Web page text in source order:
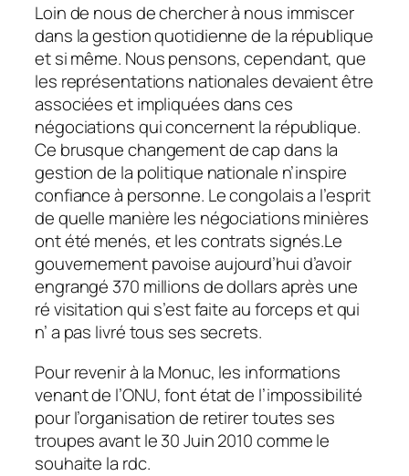
Loin de nous de chercher à nous immiscer
dans la gestion quotidienne de la république
et si même. Nous pensons, cependant, que
les représentations nationales devaient être
associées et impliquées dans ces
négociations qui concernent la république.
Ce brusque changement de cap dans la
gestion de la politique nationale n’inspire
confiance à personne. Le congolais a l’esprit
de quelle manière les négociations minières
ont été menés, et les contrats signés.Le
gouvernement pavoise aujourd’hui d’avoir
engrangé 370 millions de dollars après une
ré visitation qui s’est faite au forceps et qui
n’ a pas livré tous ses secrets.
Pour revenir à la Monuc, les informations
venant de l’ONU, font état de l’impossibilité
pour l’organisation de retirer toutes ses
troupes avant le 30 Juin 2010 comme le
souhaite la rdc.